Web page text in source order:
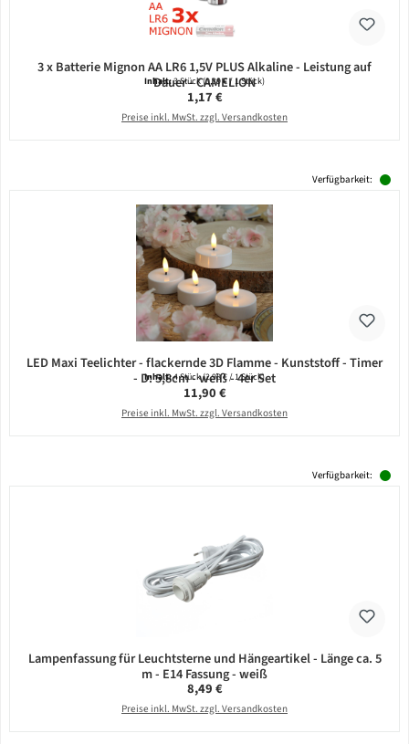
3 x Batterie Mignon AA LR6 1,5V PLUS Alkaline - Leistung auf
Dauer - CAMELION
Inhalt:3 Stück(0,39 € / 1 Stück)
Regulärer Preis:
1,17 €
Preise inkl. MwSt. zzgl. Versandkosten
Verfügbarkeit:
LED Maxi Teelichter - flackernde 3D Flamme - Kunststoff - Timer
- D: 5,8cm - weiß - 4er Set
Inhalt:4 Stück(2,98 € / 1 Stück)
Regulärer Preis:
11,90 €
Preise inkl. MwSt. zzgl. Versandkosten
Verfügbarkeit:
Lampenfassung für Leuchtsterne und Hängeartikel - Länge ca. 5
m - E14 Fassung - weiß
Regulärer Preis:
8,49 €
Preise inkl. MwSt. zzgl. Versandkosten